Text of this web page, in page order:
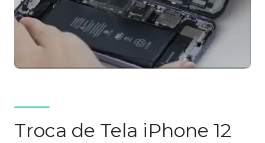
Troca de Tela iPhone 12